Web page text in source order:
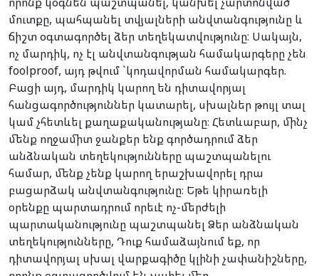
մուտքը, պահպանել տվյալների անվտանգությունը և
ճիշտ օգտագործել ձեր տեղեկատվությունը: Սակայն,
ոչ մարդիկ, ոչ էլ անվտանգության համակարգերը չեն
foolproof, այդ թվում `կոդավորման համակարգեր.
Բացի այդ, մարդիկ կարող են դիտավորյալ
հանցագործություններ կատարել, սխալներ թույլ տալ
կամ չհետևել քաղաքականությանը։ Հետևաբար, մինչ
մենք ողջամիտ ջանքեր ենք գործադրում ձեր
անձնական տեղեկությունները պաշտպանելու
համար, մենք չենք կարող երաշխավորել դրա
բացարձակ անվտանգությունը։ Եթե կիրառելի
օրենքը պարտադրում որեւէ ոչ-մերժելի
պարտականությունը պաշտպանել Ձեր անձնական
տեղեկությունները, Դուք համաձայնում եք, որ
դիտավորյալ սխալ վարքագիծը կլինի չափանիշները,